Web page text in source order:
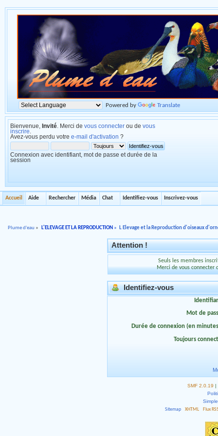
Powered by Translate
Bienvenue, Invité . Merci de vous connecter ou de vous
inscrire
Avez-vous perdu votre e-mail d'activation ?
Connexion avec identifiant, mot de passe et durée de la
session
Accueil Aide Rechercher Média Chat Identifiez-vous Inscrivez-vous
Plume d'eau » L'ELEVAGE ET LA REPRODUCTION » L Elevage et la Reproduction d'oiseaux
Attention !
Seuls les membres
Merci de vous connecter
Identifiez-vous
Mot de
Durée de connexion (en
Toujours
SMF 2.0.19 |
Sitemap
XHTML Flux